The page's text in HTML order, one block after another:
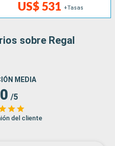
US$ 531 +Tasas
sobre Regal
MEDIA
/5
del cliente